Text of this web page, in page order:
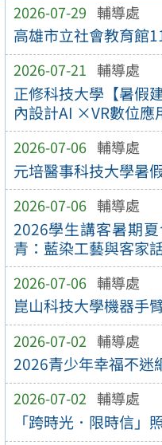
2026-07-29 輔導處
高雄市立社會教育館
2026-07-21 輔導處
正修科技大學【暑假
內設計AI ×VR數位應
2026-07-06 輔導處
元培醫事科技大學暑
2026-07-06 輔導處
2026學生講客暑期
青：藍染工藝與客家
2026-07-06 輔導處
崑山科技大學機器手
2026-07-02 輔導處
2026青少年幸福不迷
2026-07-02 輔導處
「跨時光．限時信」